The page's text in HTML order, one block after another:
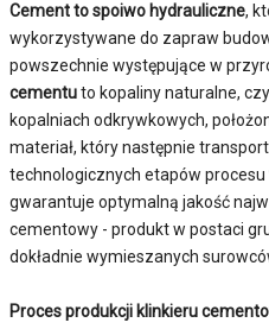
Cement to spoiwo hydrauliczne,
wykorzystywane do zapraw
powszechnie występujące w
cementuto kopaliny naturalne,
kopalniach odkrywkowych,
materiał, który następnie
technologicznych etapów procesu
gwarantuje optymalną jakość
cementowy - produkt w postaci
dokładnie wymieszanych
Proces produkcji klinkieru